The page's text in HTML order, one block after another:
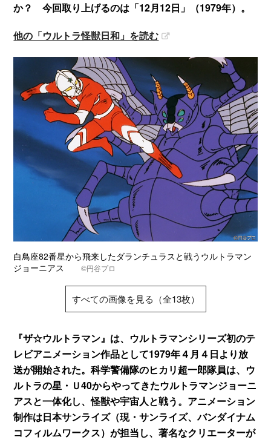
か？ 今回取り上げるのは「12月12日」（1979年）。
他の「ウルトラ怪獣日和」を読む
白鳥座82番星から飛来したダランチュラスと戦うウルトラマン
ジョーニアス©円谷プロ
すべての画像を見る（全13枚）
『ザ☆ウルトラマン』は、ウルトラマンシリーズ初のテ
レビアニメーション作品として1979年４月４日より放
送が開始された。科学警備隊のヒカリ超一郎隊員は、ウ
ルトラの星・Ｕ40からやってきたウルトラマンジョーニ
アスと一体化し、怪獣や宇宙人と戦う。アニメーション
制作は日本サンライズ（現・サンライズ、バンダイナム
コフィルムワークス）が担当し、著名なクリエーターが